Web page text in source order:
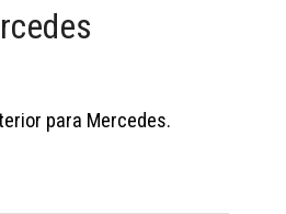
para Mercedes.